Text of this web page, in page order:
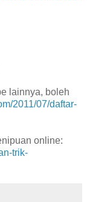
lainnya, boleh
2011/07/daftar-
online:
trik-